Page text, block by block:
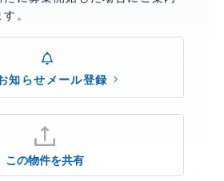
。
知らせメール登録
この物件を共有